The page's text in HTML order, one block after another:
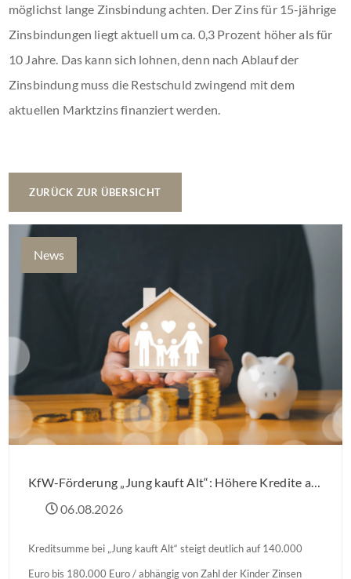
möglichst lange Zinsbindung achten. Der Zins für 15-jährige
Zinsbindungen liegt aktuell um ca. 0,3 Prozent höher als für
10 Jahre. Das kann sich lohnen, denn nach Ablauf der
Zinsbindung muss die Restschuld zwingend mit dem
aktuellen Marktzins finanziert werden.
ZURÜCK ZUR ÜBERSICHT
News
06.08.2026
Kreditsumme bei „Jung kauft Alt“ steigt deutlich auf 140.000
Euro bis 180.000 Euro / abhängig von Zahl der Kinder Zinsen